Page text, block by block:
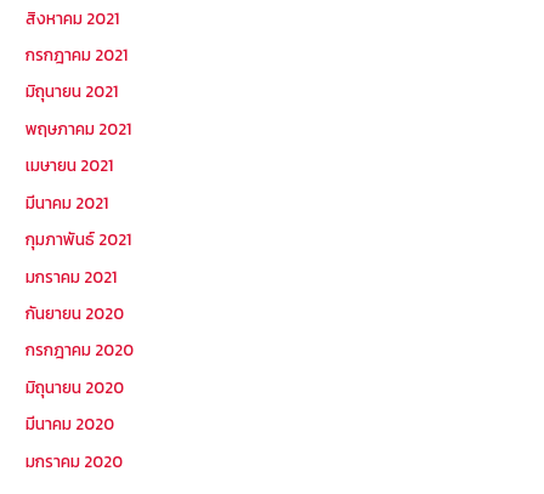
สิงหาคม 2021
กรกฎาคม 2021
มิถุนายน 2021
พฤษภาคม 2021
เมษายน 2021
มีนาคม 2021
กุมภาพันธ์ 2021
มกราคม 2021
กันยายน 2020
กรกฎาคม 2020
มิถุนายน 2020
มีนาคม 2020
มกราคม 2020